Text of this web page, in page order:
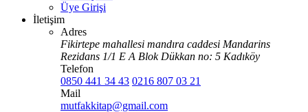
Üye Girişi
İletişim
Adres
Fikirtepe mahallesi mandıra caddesi Mandarins
Rezidans 1/1 E A Blok Dükkan no: 5 Kadıköy
Telefon
0850 441 34 43 0216 807 03 21
Mail
mutfakkitap@gmail.com